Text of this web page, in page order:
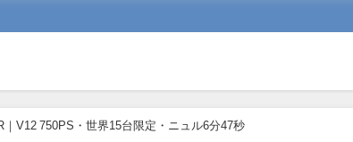
V12 750PS・世界15台限定・ニュル6分47秒